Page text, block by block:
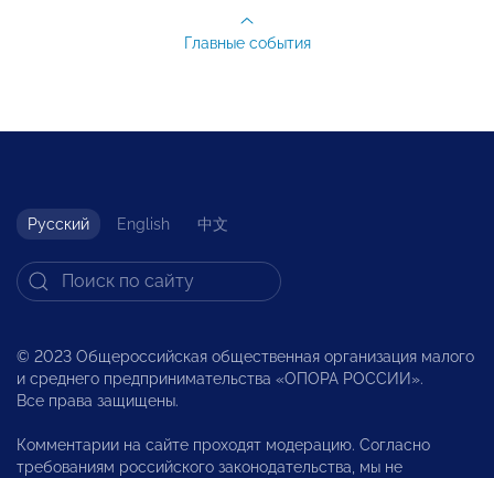
Главные события
Русский English 中文
© 2023 Общероссийская общественная организация малого
и среднего предпринимательства «ОПОРА РОССИИ».
Все права защищены.
Комментарии на сайте проходят модерацию. Согласно
требованиям российского законодательства, мы не